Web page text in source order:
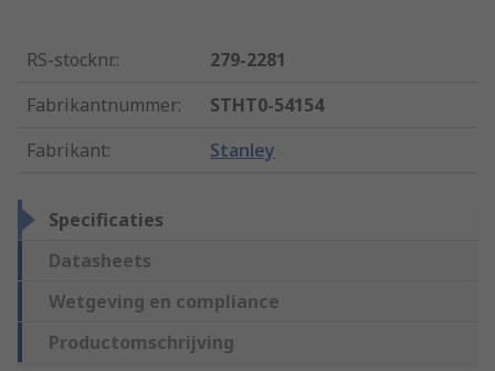
RS-stocknr.:
279-2281
Fabrikantnummer:
STHT0-54154
Fabrikant: Stanley
Specificaties
Datasheets
Wetgeving en compliance
Productomschrijving